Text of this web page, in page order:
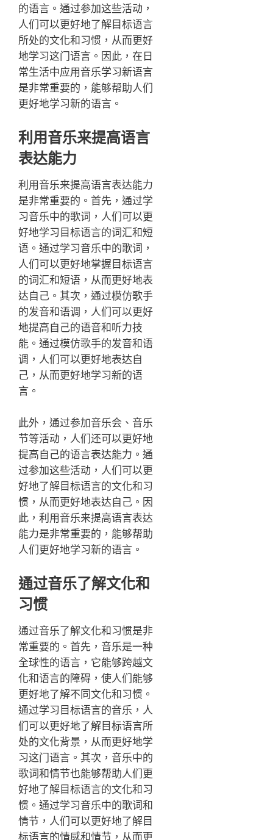
的语言。通过参加这些活动，
人们可以更好地了解目标语言
所处的文化和习惯，从而更好
地学习这门语言。因此，在日
常生活中应用音乐学习新语言
是非常重要的，能够帮助人们
更好地学习新的语言。
利用音乐来提高语言
表达能力
利用音乐来提高语言表达能力
是非常重要的。首先，通过学
习音乐中的歌词，人们可以更
好地学习目标语言的词汇和短
语。通过学习音乐中的歌词，
人们可以更好地掌握目标语言
的词汇和短语，从而更好地表
达自己。其次，通过模仿歌手
的发音和语调，人们可以更好
地提高自己的语音和听力技
能。通过模仿歌手的发音和语
调，人们可以更好地表达自
己，从而更好地学习新的语
言。
此外，通过参加音乐会、音乐
节等活动，人们还可以更好地
提高自己的语言表达能力。通
过参加这些活动，人们可以更
好地了解目标语言的文化和习
惯，从而更好地表达自己。因
此，利用音乐来提高语言表达
能力是非常重要的，能够帮助
人们更好地学习新的语言。
通过音乐了解文化和
习惯
通过音乐了解文化和习惯是非
常重要的。首先，音乐是一种
全球性的语言，它能够跨越文
化和语言的障碍，使人们能够
更好地了解不同文化和习惯。
通过学习目标语言的音乐，人
们可以更好地了解目标语言所
处的文化背景，从而更好地学
习这门语言。其次，音乐中的
歌词和情节也能够帮助人们更
好地了解目标语言的文化和习
惯。通过学习音乐中的歌词和
情节，人们可以更好地了解目
标语言的情感和情节，从而更